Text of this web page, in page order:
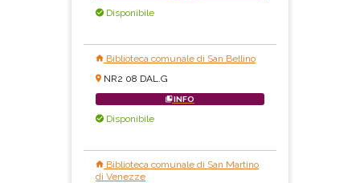
Disponibile
Biblioteca comunale di San Bellino
NR2 08 DAL.G
INFO
Disponibile
Biblioteca comunale di San Martino
di Venezze